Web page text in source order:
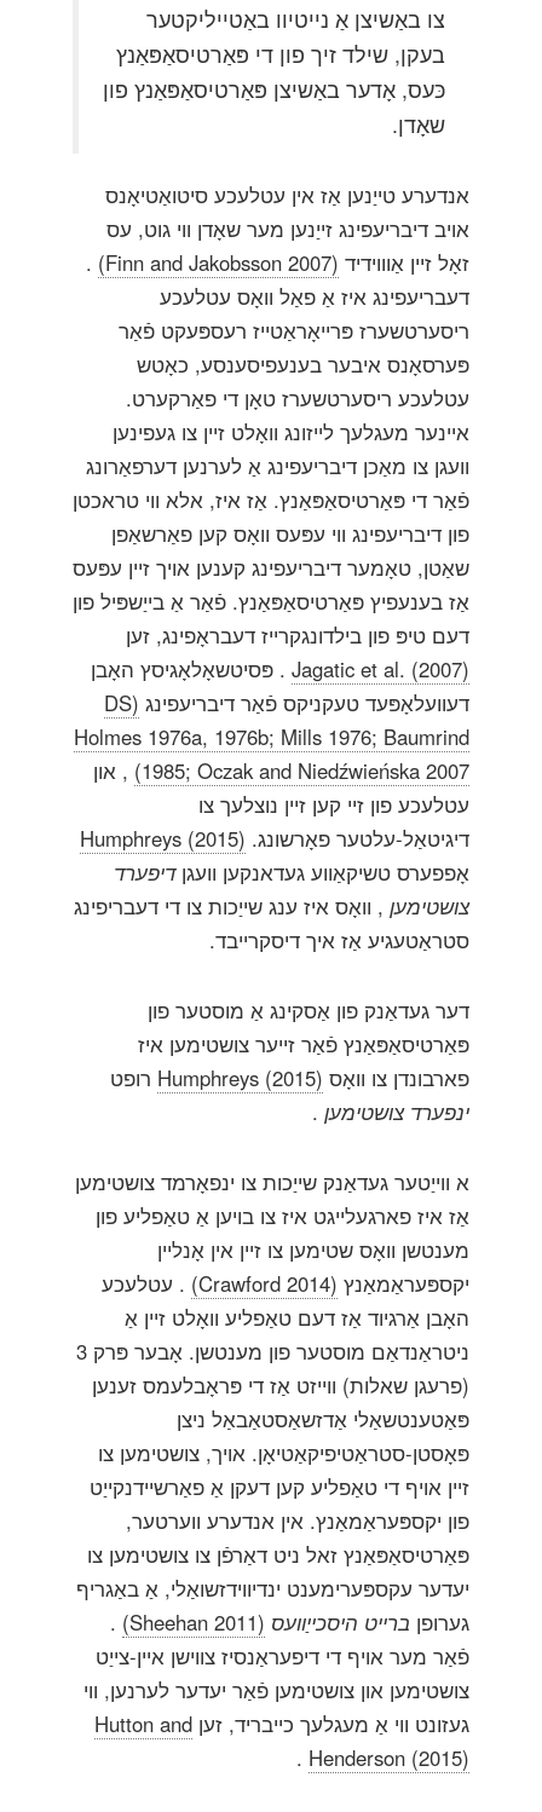
צו באַשיצן אַ נייטיוו באַטייליקטער
בעקן, שילד זיך פון די פּאַרטיסאַפּאַנץ
כּעס, אָדער באַשיצן פּאַרטיסאַפּאַנץ פון
שאָדן.
אנדערע טייַנען אַז אין עטלעכע סיטואַטיאָנס
אויב דיבריעפינג זייַנען מער שאָדן ווי גוט, עס
זאָל זיין אַוווידיד (Finn and Jakobsson 2007)
.
דעבריעפינג איז אַ פאַל וואָס עטלעכע
ריסערטשערז פּרייאָראַטייז רעספּעקט פֿאַר
פּערסאָנס איבער בענעפיסענסע, כאָטש
עטלעכע ריסערטשערז טאָן די פאַרקערט.
איינער מעגלעך לייזונג וואָלט זיין צו געפינען
וועגן צו מאַכן דיבריעפינג אַ לערנען דערפאַרונג
פֿאַר די פּאַרטיסאַפּאַנץ. אַז איז, אלא ווי טראכטן
פון דיבריעפינג ווי עפּעס וואָס קען פאַרשאַפן
שאַטן, טאָמער דיבריעפינג קענען אויך זיין עפּעס
אַז בענעפיץ פּאַרטיסאַפּאַנץ. פֿאַר אַ בייַשפּיל פון
דעם טיפּ פון בילדונגקרייז דעבראָפינג, זען
Jagatic et al. (2007) . פּסיטשאָלאָגיסץ האָבן
דעוועלאָפּעד טעקניקס פֿאַר דיבריעפינג (DS
Holmes 1976a, 1976b; Mills 1976; Baumrind
1985; Oczak and Niedźwieńska 2007) , און
עטלעכע פון ​​זיי קען זיין נוצלעך צו
דיגיטאַל-עלטער פאָרשונג. Humphreys (2015)
אָפפערס טשיקאַווע געדאנקען וועגןדיפערד
צושטימען , וואָס איז ענג שייַכות צו די דעבריפינג
סטראַטעגיע אַז איך דיסקרייבד.
דער געדאַנק פון אַסקינג אַ מוסטער פון
פּאַרטיסאַפּאַנץ פֿאַר זייער צושטימען איז
פארבונדן צו וואָס Humphreys (2015) רופט
ינפערד צושטימען .
א ווייַטער געדאַנק שייַכות צו ינפאָרמד צושטימען
אַז איז פארגעלייגט איז צו בויען אַ טאַפליע פון ​​
מענטשן וואָס שטימען צו זיין אין אָנליין
יקספּעראַמאַנץ (Crawford 2014)
. עטלעכע
האָבן אַרגיוד אַז דעם טאַפליע וואָלט זיין אַ
ניטראַנדאַם מוסטער פון מענטשן. אָבער פּרק 3
(פרעגן שאלות) ווייזט אַז די פּראָבלעמס זענען
פּאַטענטשאַלי אַדזשאַסטאַבאַל ניצן
פּאָסטן-סטראַטיפיקאַטיאָן. אויך, צושטימען צו
זיין אויף די טאַפליע קען דעקן אַ פאַרשיידנקייַט
פון יקספּעראַמאַנץ. אין אנדערע ווערטער,
פּאַרטיסאַפּאַנץ זאל ניט דאַרפֿן צו צושטימען צו
יעדער עקספּערימענט ינדיווידזשואַלי, אַ באַגריף
גערופן ברייט היסכייַוועס (Sheehan 2011)
.
פֿאַר מער אויף די דיפעראַנסיז צווישן איין-צייַט
צושטימען און צושטימען פֿאַר יעדער לערנען, ווי
געזונט ווי אַ מעגלעך כייבריד, זען Hutton and
Henderson (2015)
.